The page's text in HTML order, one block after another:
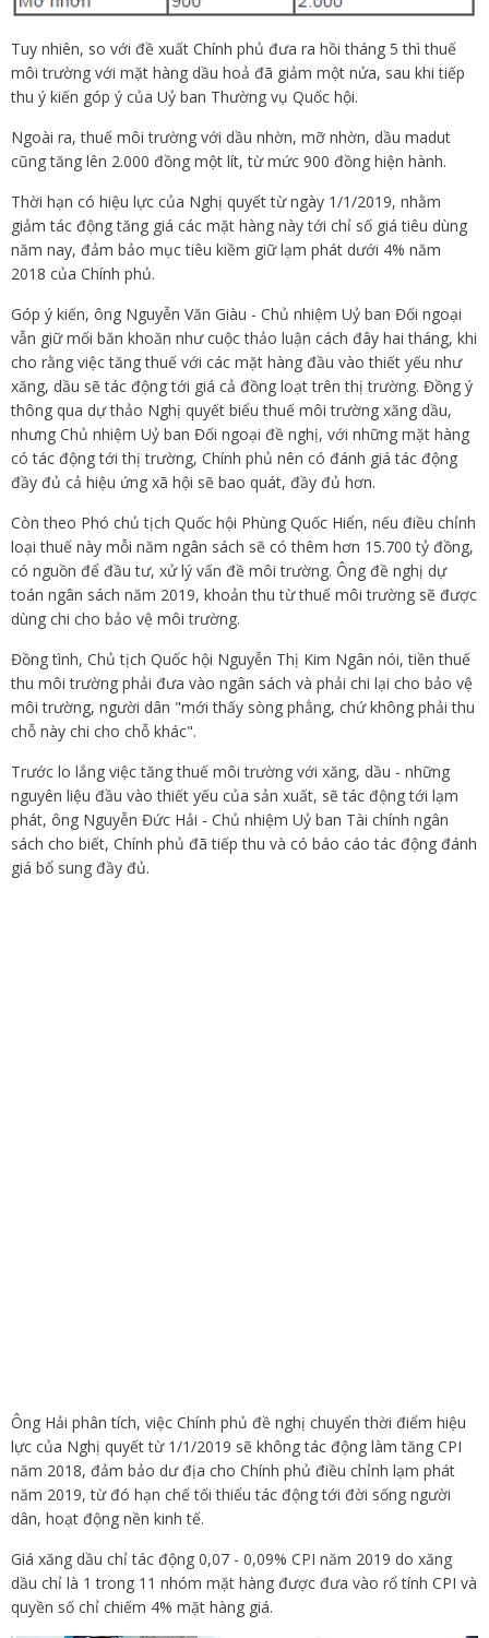
Tuy nhiên, so với đề xuất Chính phủ đưa ra hồi tháng 5 thì thuế
môi trường với mặt hàng dầu hoả đã giảm một nửa, sau khi tiếp
thu ý kiến góp ý của Uỷ ban Thường vụ Quốc hội.
Ngoài ra, thuế môi trường với dầu nhờn, mỡ nhờn, dầu madut
cũng tăng lên 2.000 đồng một lít, từ mức 900 đồng hiện hành.
Thời hạn có hiệu lực của Nghị quyết từ ngày 1/1/2019, nhằm
giảm tác động tăng giá các mặt hàng này tới chỉ số giá tiêu dùng
năm nay, đảm bảo mục tiêu kiềm giữ lạm phát dưới 4% năm
2018 của Chính phủ.
Góp ý kiến, ông Nguyễn Văn Giàu - Chủ nhiệm Uỷ ban Đối ngoại
vẫn giữ mối băn khoăn như cuộc thảo luận cách đây hai tháng, khi
cho rằng việc tăng thuế với các mặt hàng đầu vào thiết yếu như
xăng, dầu sẽ tác động tới giá cả đồng loạt trên thị trường. Đồng ý
thông qua dự thảo Nghị quyết biểu thuế môi trường xăng dầu,
nhưng Chủ nhiệm Uỷ ban Đối ngoại đề nghị, với những mặt hàng
có tác động tới thị trường, Chính phủ nên có đánh giá tác động
đầy đủ cả hiệu ứng xã hội sẽ bao quát, đầy đủ hơn.
Còn theo Phó chủ tịch Quốc hội Phùng Quốc Hiển, nếu điều chỉnh
loại thuế này mỗi năm ngân sách sẽ có thêm hơn 15.700 tỷ đồng,
có nguồn để đầu tư, xử lý vấn đề môi trường. Ông đề nghị dự
toán ngân sách năm 2019, khoản thu từ thuế môi trường sẽ được
dùng chi cho bảo vệ môi trường.
Đồng tình, Chủ tịch Quốc hội Nguyễn Thị Kim Ngân nói, tiền thuế
thu môi trường phải đưa vào ngân sách và phải chi lại cho bảo vệ
môi trường, người dân "mới thấy sòng phẳng, chứ không phải thu
chỗ này chi cho chỗ khác".
Trước lo lắng việc tăng thuế môi trường với xăng, dầu - những
nguyên liệu đầu vào thiết yếu của sản xuất, sẽ tác động tới lạm
phát, ông Nguyễn Đức Hải - Chủ nhiệm Uỷ ban Tài chính ngân
sách cho biết, Chính phủ đã tiếp thu và có báo cáo tác động đánh
giá bổ sung đầy đủ.
Ông Hải phân tích, việc Chính phủ đề nghị chuyển thời điểm hiệu
lực của Nghị quyết từ 1/1/2019 sẽ không tác động làm tăng CPI
năm 2018, đảm bảo dư địa cho Chính phủ điều chỉnh lạm phát
năm 2019, từ đó hạn chế tối thiểu tác động tới đời sống người
dân, hoạt động nền kinh tế.
Giá xăng dầu chỉ tác động 0,07 - 0,09% CPI năm 2019 do xăng
dầu chỉ là 1 trong 11 nhóm mặt hàng được đưa vào rổ tính CPI và
quyền số chỉ chiếm 4% mặt hàng giá.